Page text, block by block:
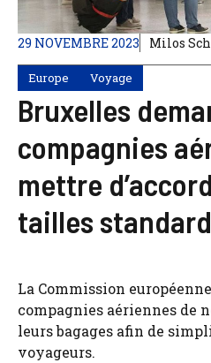
29 NOVEMBRE 2023 Milos
Europe Voyage
Bruxelles
compagnies
mettre
tailles
La Commission
compagnies aériennes de
leurs bagages afin de
voyageurs.